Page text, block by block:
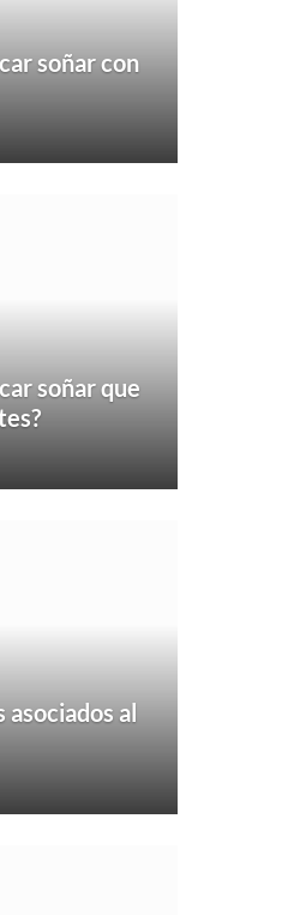
soñar con
soñar que
al